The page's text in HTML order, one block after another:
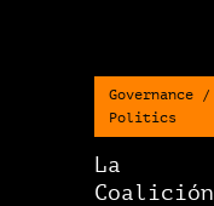
Governance /
Politics
La
Coalición